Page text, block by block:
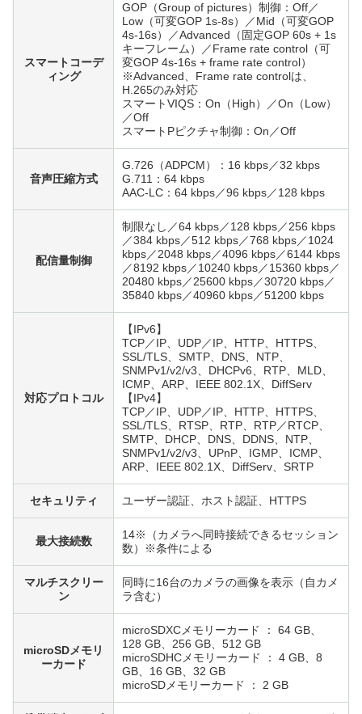
スマートコーデ
ィング
GOP（Group of pictures）制御：Off／
Low（可変GOP 1s-8s）／Mid（可変GOP
4s-16s）／Advanced（固定GOP 60s + 1s
キーフレーム）／Frame rate control（可
変GOP 4s-16s + frame rate control）
※Advanced、Frame rate controlは、
H.265のみ対応
スマートVIQS：On（High）／On（Low）
／Off
スマートPピクチャ制御：On／Off
音声圧縮方式
G.726（ADPCM）：16 kbps／32 kbps
G.711：64 kbps
AAC-LC：64 kbps／96 kbps／128 kbps
配信量制御
制限なし／64 kbps／128 kbps／256 kbps
／384 kbps／512 kbps／768 kbps／1024
kbps／2048 kbps／4096 kbps／6144 kbps
／8192 kbps／10240 kbps／15360 kbps／
20480 kbps／25600 kbps／30720 kbps／
35840 kbps／40960 kbps／51200 kbps
対応プロトコル
【IPv6】
TCP／IP、UDP／IP、HTTP、HTTPS、
SSL/TLS、SMTP、DNS、NTP、
SNMPv1/v2/v3、DHCPv6、RTP、MLD、
ICMP、ARP、IEEE 802.1X、DiffServ
【IPv4】
TCP／IP、UDP／IP、HTTP、HTTPS、
SSL/TLS、RTSP、RTP、RTP／RTCP、
SMTP、DHCP、DNS、DDNS、NTP、
SNMPv1/v2/v3、UPnP、IGMP、ICMP、
ARP、IEEE 802.1X、DiffServ、SRTP
セキュリティ ユーザー認証、ホスト認証、HTTPS
最大接続数 14※
（カメラへ同時接続できるセッション
数）※条件による
マルチスクリー
ン
同時に16台のカメラの画像を表示（自カメ
ラ含む）
microSDメモリ
ーカード
microSDXCメモリーカード ： 64 GB、
128 GB、256 GB、512 GB
microSDHCメモリーカード ： 4 GB、8
GB、16 GB、32 GB
microSDメモリーカード ： 2 GB